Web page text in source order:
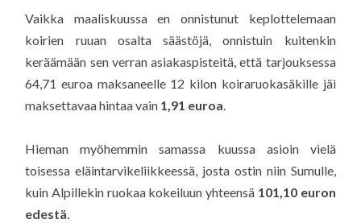
Vaikka maaliskuussa en onnistunut keplottelemaan
koirien ruuan osalta säästöjä, onnistuin kuitenkin
keräämään sen verran asiakaspisteitä, että tarjouksessa
64,71 euroa maksaneelle 12 kilon koiraruokasäkille jäi
maksettavaa hintaa vain 1,91 euroa.
Hieman myöhemmin samassa kuussa asioin vielä
toisessa eläintarvikeliikkeessä, josta ostin niin Sumulle,
kuin Alpillekin ruokaa kokeiluun yhteensä 101,10 euron
edestä.